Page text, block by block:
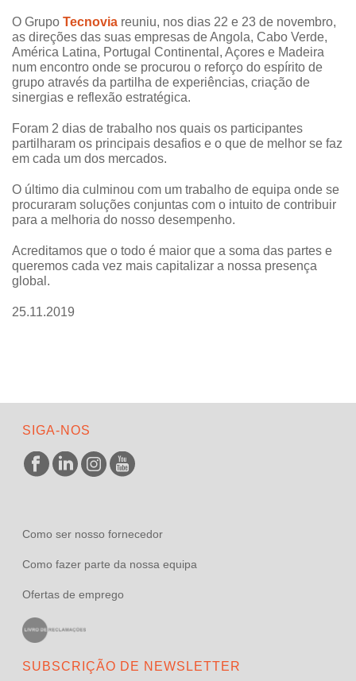
O Grupo Tecnovia reuniu, nos dias 22 e 23 de novembro,
as direções das suas empresas de Angola, Cabo Verde,
América Latina, Portugal Continental, Açores e Madeira
num encontro onde se procurou o reforço do espírito de
grupo através da partilha de experiências, criação de
sinergias e reflexão estratégica.
Foram 2 dias de trabalho nos quais os participantes
partilharam os principais desafios e o que de melhor se faz
em cada um dos mercados.
O último dia culminou com um trabalho de equipa onde se
procuraram soluções conjuntas com o intuito de contribuir
para a melhoria do nosso desempenho.
Acreditamos que o todo é maior que a soma das partes e
queremos cada vez mais capitalizar a nossa presença
global.
25.11.2019
SIGA-NOS
Como ser nosso fornecedor
Como fazer parte da nossa equipa
Ofertas de emprego
SUBSCRIÇÃO DE NEWSLETTER